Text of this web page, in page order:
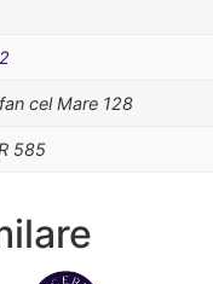
cel Mare 128
585